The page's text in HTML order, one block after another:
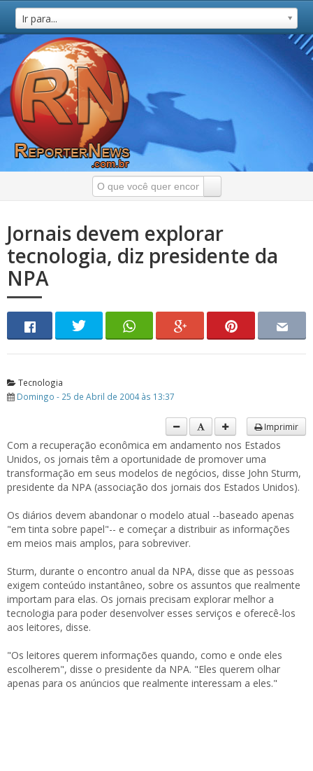
Ir para...
Jornais devem explorar
tecnologia, diz presidente da
NPA
Tecnologia
Domingo - 25 de Abril de 2004 às 13:37
Imprimir
Com a recuperação econômica em andamento nos Estados
Unidos, os jornais têm a oportunidade de promover uma
transformação em seus modelos de negócios, disse John Sturm,
presidente da NPA (associação dos jornais dos Estados Unidos).
Os diários devem abandonar o modelo atual --baseado apenas
"em tinta sobre papel"-- e começar a distribuir as informações
em meios mais amplos, para sobreviver.
Sturm, durante o encontro anual da NPA, disse que as pessoas
exigem conteúdo instantâneo, sobre os assuntos que realmente
importam para elas. Os jornais precisam explorar melhor a
tecnologia para poder desenvolver esses serviços e oferecê-los
aos leitores, disse.
"Os leitores querem informações quando, como e onde eles
escolherem", disse o presidente da NPA. "Eles querem olhar
apenas para os anúncios que realmente interessam a eles."